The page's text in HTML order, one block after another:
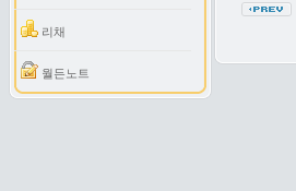
리채
월든노트